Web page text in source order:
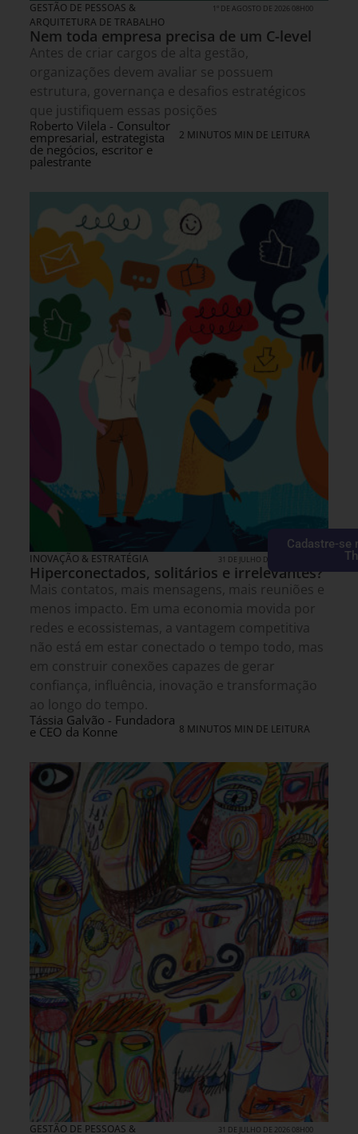
GESTÃO DE PESSOAS &
ARQUITETURA DE TRABALHO
1º DE AGOSTO DE 2026 08H00
Nem toda empresa precisa de um C-level
Antes de criar cargos de alta gestão,
organizações devem avaliar se possuem
estrutura, governança e desafios estratégicos
que justifiquem essas posições
Roberto Vilela - Consultor
empresarial, estrategista
de negócios, escritor e
palestrante
2 MINUTOS MIN DE LEITURA
INOVAÇÃO & ESTRATÉGIA 31 DE JULHO DE 2026 14H00
Hiperconectados, solitários e irrelevantes?
Mais contatos, mais mensagens, mais reuniões e
menos impacto. Em uma economia movida por
redes e ecossistemas, a vantagem competitiva
não está em estar conectado o tempo todo, mas
em construir conexões capazes de gerar
confiança, influência, inovação e transformação
ao longo do tempo.
Tássia Galvão - Fundadora
e CEO da Konne 8 MINUTOS MIN DE LEITURA
GESTÃO DE PESSOAS & 31 DE JULHO DE 2026 08H00
Cadastre-se